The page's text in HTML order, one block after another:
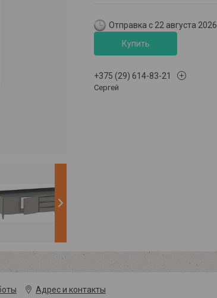
Отправка с 22 августа 2026
Купить
+375 (29) 614-83-21
Сергей
Адрес и контакты